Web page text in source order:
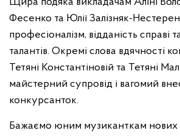
Щира подяка викладачам Аліні
Фесенко та Юлії Залізняк-
професіоналізм, відданість справі
талантів. Окремі слова вдячності
Тетяні Константіновій та Тетяні
майстерний супровід і вагомий
конкурсанток.
Бажаємо юним музиканткам нових